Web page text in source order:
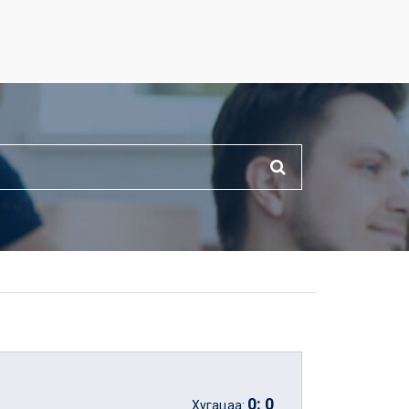
Хугацаа: 0: 0